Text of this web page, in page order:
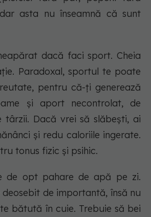
asta nu înseamnă că sunt
dacă faci sport. Cheia
Paradoxal, sportul te poate
pentru că-ți generează
și aport necontrolat, de
târzii. Dacă vrei să slăbești, ai
și redu caloriile ingerate.
tonus fizic și psihic.
de opt pahare de apă pe zi.
de importantă, însă nu
bătută în cuie. Trebuie să bei